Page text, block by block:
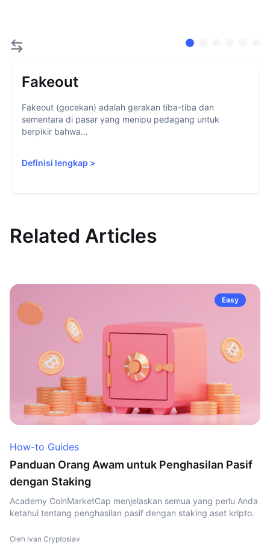
Fakeout
Fakeout (gocekan) adalah gerakan tiba-tiba dan
sementara di pasar yang menipu pedagang untuk
berpikir bahwa...
Definisi lengkap >
Related Articles
Easy
How-to Guides
Panduan Orang Awam untuk Penghasilan Pasif
dengan Staking
Academy CoinMarketCap menjelaskan semua yang perlu Anda
ketahui tentang penghasilan pasif dengan staking aset kripto.
Oleh Ivan Cryptoslav